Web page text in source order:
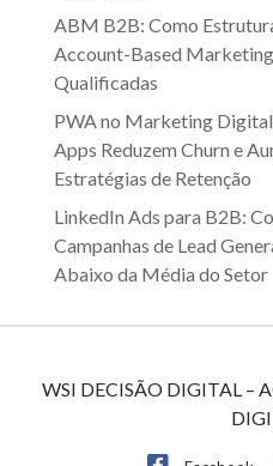
ABM B2B: Como
Account-Based
Qualificadas
PWA no Marketing
Apps Reduzem Churn e
Estratégias de Retenção
LinkedIn Ads para B2B:
Campanhas de Lead
Abaixo da Média do Setor
WSI DECISÃO DIGITAL –